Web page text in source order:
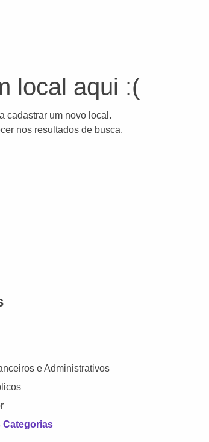
local aqui :(
cadastrar um novo local.
nos resultados de busca.
e Administrativos
Categorias